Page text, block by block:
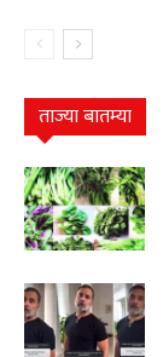
ताज्या बातम्या